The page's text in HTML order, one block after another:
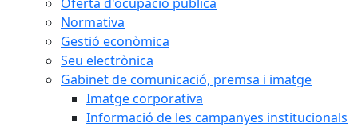
Normativa
Gestió econòmica
Seu electrònica
Gabinet de comunicació, premsa i imatge
Imatge corporativa
Informació de les campanyes institucionals